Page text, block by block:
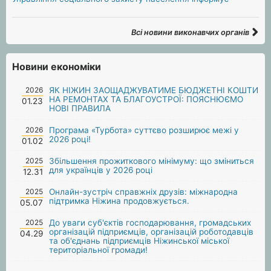
Всі новини виконавчих органів
Новини економіки
2026
01.23
ЯК НІЖИН ЗАОЩАДЖУВАТИМЕ БЮДЖЕТНІ КОШТИ
НА РЕМОНТАХ ТА БЛАГОУСТРОЇ: ПОЯСНЮЄМО
НОВІ ПРАВИЛА
2026
01.02
Програма «Турбота» суттєво розширює межі у
2026 році!
2025
12.31
Збільшення прожиткового мінімуму: що зміниться
для українців у 2026 році
2025
05.07
Онлайн-зустріч справжніх друзів: міжнародна
підтримка Ніжина продовжується.
2025
04.29
До уваги суб'єктів господарювання, громадських
організацій підприємців, організацій роботодавців
та об'єднань підприємців Ніжинської міської
територіальної громади!